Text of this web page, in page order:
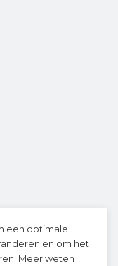
een optimale
en om het
Meer weten